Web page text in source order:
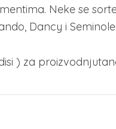
Neke se
Dancy i Seminole.
) za